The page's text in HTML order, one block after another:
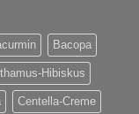
Bacopa
Hibiskus
Centella-Creme